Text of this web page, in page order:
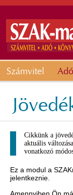
Számvitel Adó
Cikkünk a
aktuális
vonatkozó
Ez a modul a
jelentkeznie.